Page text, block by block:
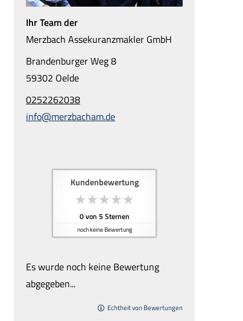
Ihr Team der
Merzbach Assekuranzmakler GmbH
Brandenburger Weg 8
59302 Oelde
0252262038
info@merzbacham.de
Kundenbewertung
0von 5 Sternen
noch keine Bewertung
Es wurde noch keine Bewertung
abgegeben...
Echtheit von Bewertungen